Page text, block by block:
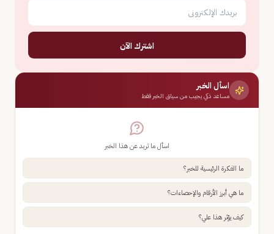
اشترك الآن
اسأل الخبر
مساعد ذكي يجيب من سياق الخبر فقط
اسأل ما تريد عن هذا الخبر
ما الفكرة الرئيسية للخبر؟
ما هي أبرز الأرقام والإحصاءات؟
كيف يؤثر هذا علي؟